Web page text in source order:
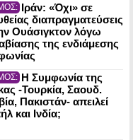
Ιράν: «Όχι» σε
διαπραγματεύσεις
Ουάσιγκτον λόγω
της ενδιάμεσης
Η Συμφωνία της
-Τουρκία, Σαουδ.
Πακιστάν- απειλεί
και Ινδία;